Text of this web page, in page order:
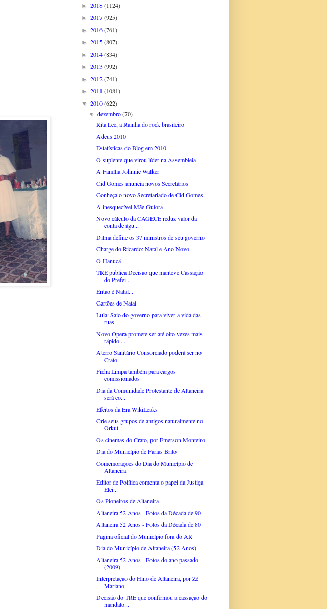
► 2018(1124)
► 2017(925)
► 2016(761)
► 2015(807)
► 2014(834)
► 2013 (992)
► 2012(741)
► 2011 (1081)
▼ 2010(622)
▼dezembro(70)
Rita Lee, a Rainha do rock brasileiro
Adeus 2010
Estatísticas do Blog em 2010
O suplente que virou líder na Assembleia
A Família Johnnie Walker
Cid Gomes anuncia novos Secretários
Conheça o novo Secretariado de Cid Gomes
A inesquecível Mãe Gulora
Novo cálculo da CAGECE reduz valor da
conta de águ...
Dilma define os 37 ministros de seu governo
Charge do Ricardo: Natal e Ano Novo
O Hanucá
TRE publica Decisão que manteve Cassação
do Prefei...
Então é Natal...
Cartões de Natal
Lula: Saio do governo para viver a vida das
ruas
Novo Opera promete ser até oito vezes mais
rápido ...
Aterro Sanitário Consorciado poderá ser no
Crato
Ficha Limpa também para cargos
comissionados
Dia da Comunidade Protestante de Altaneira
será co...
Efeitos da Era WikiLeaks
Crie seus grupos de amigos naturalmente no
Orkut
Os cinemas do Crato, por Emerson Monteiro
Dia do Município de Farias Brito
Comemorações do Dia do Município de
Altaneira
Editor de Política comenta o papel da Justiça
Elei...
Os Pioneiros de Altaneira
Altaneira 52 Anos - Fotos da Década de 90
Altaneira 52 Anos - Fotos da Década de 80
Pagina oficial do Município fora do AR
Dia do Município de Altaneira (52 Anos)
Altaneira 52 Anos - Fotos do ano passado
(2009)
Interpretação do Hino de Altaneira, por Zé
Mariano
Decisão do TRE que confirmou a cassação do
mandato...